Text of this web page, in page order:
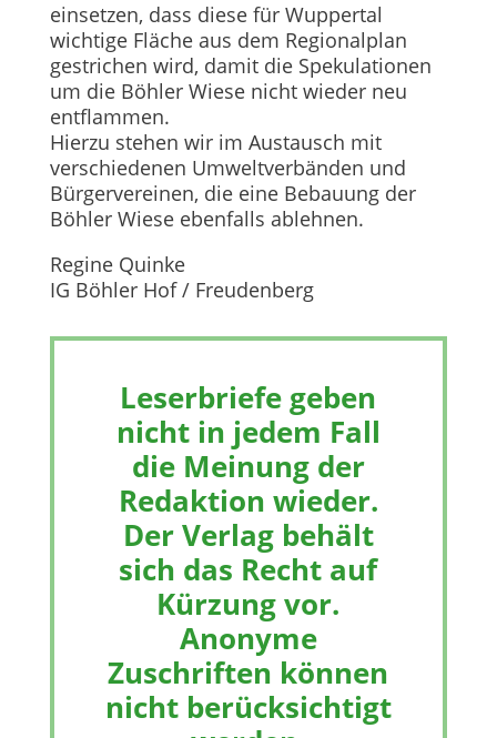
einsetzen, dass diese für Wuppertal
wichtige Fläche aus dem Regionalplan
gestrichen wird, damit die Spekulationen
um die Böhler Wiese nicht wieder neu
entflammen.
Hierzu stehen wir im Austausch mit
verschiedenen Umweltverbänden und
Bürgervereinen, die eine Bebauung der
Böhler Wiese ebenfalls ablehnen.
Regine Quinke
IG Böhler Hof / Freudenberg
Leserbriefe geben
nicht in jedem Fall
die Meinung der
Redaktion wieder.
Der Verlag behält
sich das Recht auf
Kürzung vor.
Anonyme
Zuschriften können
nicht berücksichtigt